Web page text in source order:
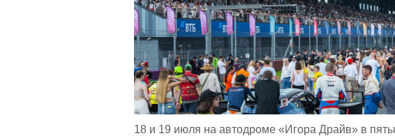
18 и 19 июля на автодроме «Игора Драйв» в